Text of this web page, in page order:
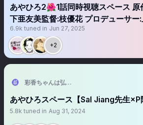
あやひろ2🌺1話同時視聴スペース
下亜友美監督:枝優花 プロデューサー
6.9k tuned in Jun 27, 2025
+2
彩香ちゃんは弘子先輩に恋してる【ドラ
あやひろスペース【Sal Jiang先生×P
5.8k tuned in Aug 31, 2024